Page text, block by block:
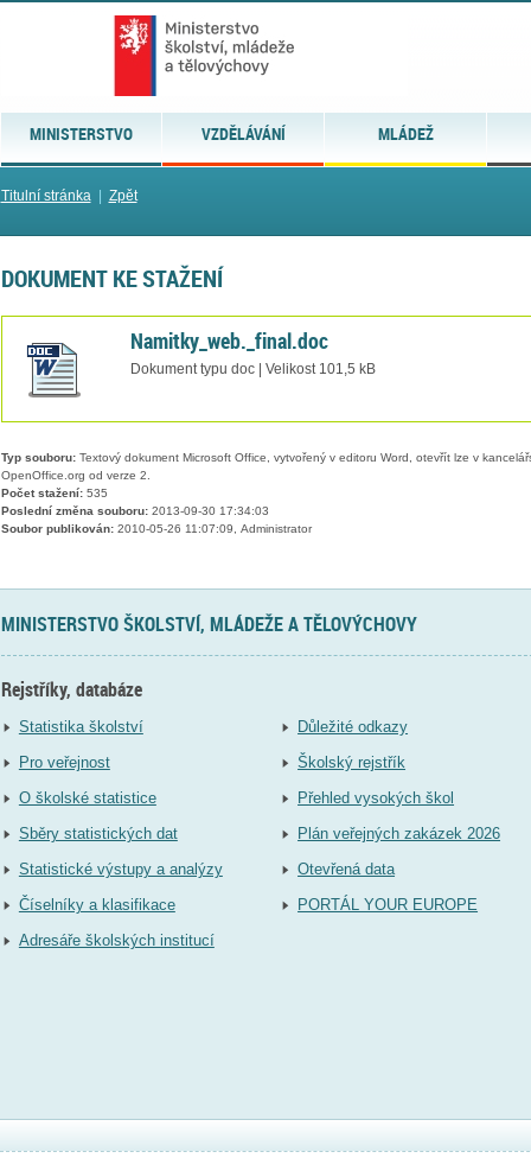
MINISTERSTVO VZDĚLÁVÁNÍ MLÁDEŽ
Titulní stránka| Zpět
DOKUMENT KE STAŽENÍ
Namitky_web._final.doc
Dokument typu doc | Velikost 101,5 kB
Typ souboru:Textový dokument Microsoft Office, vytvořený v editoru Word, otevřít lze v
OpenOffice.org od verze 2.
Počet stažení:535
Poslední změna souboru:2013-09-30 17:34:03
Soubor publikován:2010-05-26 11:07:09, Administrator
MINISTERSTVO ŠKOLSTVÍ, MLÁDEŽE A TĚLOVÝCHOVY
Rejstříky, databáze
Statistika školství
Pro veřejnost
O školské statistice
Sběry statistických dat
Statistické výstupy a analýzy
Číselníky a klasifikace
Adresáře školských institucí
Důležité odkazy
Školský rejstřík
Přehled vysokých škol
Plán veřejných zakázek 2026
Otevřená data
PORTÁL YOUR EUROPE